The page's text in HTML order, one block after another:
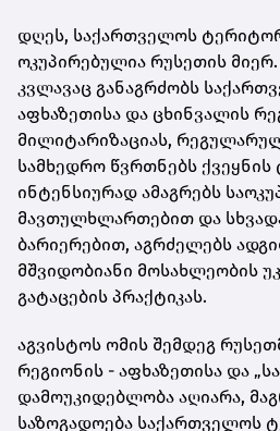
დღეს, საქართველოს
ოკუპირებულია რუსეთის
კვლავაც განაგრძობს
აფხაზეთისა და ცხინვალის
მილიტარიზაციას,
სამხედრო წვრთნებს
ინტენსიურად ამაგრებს
მავთულხლართებით და
ბარიერებით, აგრძელებს
მშვიდობიანი მოსახლეობის
გატაცების პრაქტიკას.
აგვისტოს ომის შემდეგ
რეგიონის - აფხაზეთისა და
დამოუკიდებლობა აღიარა,
საზოგადოება საქართველოს